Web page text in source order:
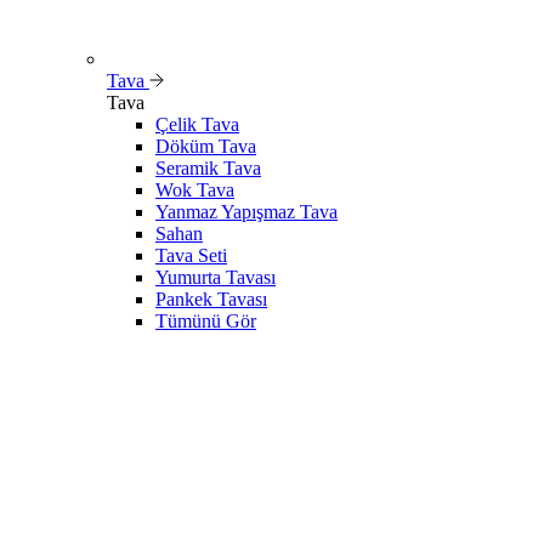
Tava
Tava
Çelik Tava
Döküm Tava
Seramik Tava
Wok Tava
Yanmaz Yapışmaz Tava
Sahan
Tava Seti
Yumurta Tavası
Pankek Tavası
Tümünü Gör